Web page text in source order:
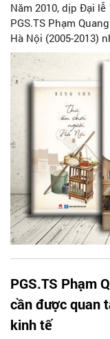
Năm 2010, dịp Đại
PGS.TS Phạm
Hà Nội (2005-2013)
“Tuyển tập tác
Nội” nằm trong Tủ
2010). Công việc
đối đầy đủ và rõ nét
Nội xưa và nay;
giả có tác phẩm viết
Nộ
PGS.TS Phạm
cần được quan
kinh tế